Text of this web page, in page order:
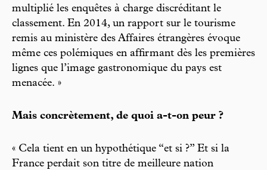
multiplié les enquêtes à charge discréditant le
classement. En 2014, un rapport sur le tourisme
remis au ministère des Affaires étrangères évoque
même ces polémiques en affirmant dès les premières
lignes que l’image gastronomique du pays est
menacée. »
Mais concrètement, de quoi a-t-on peur ?
« Cela tient en un hypothétique “et si ?” Et si la
France perdait son titre de meilleure nation